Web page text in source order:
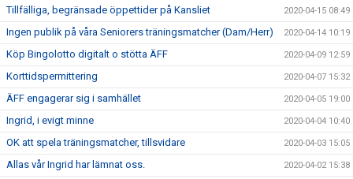
Tillfälliga, begränsade öppettider på Kansliet 2020-04-15 08:49
Ingen publik på våra Seniorers träningsmatcher (Dam/Herr) 2020-04-14 10:19
Köp Bingolotto digitalt o stötta ÄFF 2020-04-09 12:59
Korttidspermittering 2020-04-07 15:32
ÄFF engagerar sig i samhället 2020-04-05 19:00
Ingrid, i evigt minne 2020-04-04 10:40
OK att spela träningsmatcher, tillsvidare 2020-04-03 15:05
Allas vår Ingrid har lämnat oss. 2020-04-02 15:38